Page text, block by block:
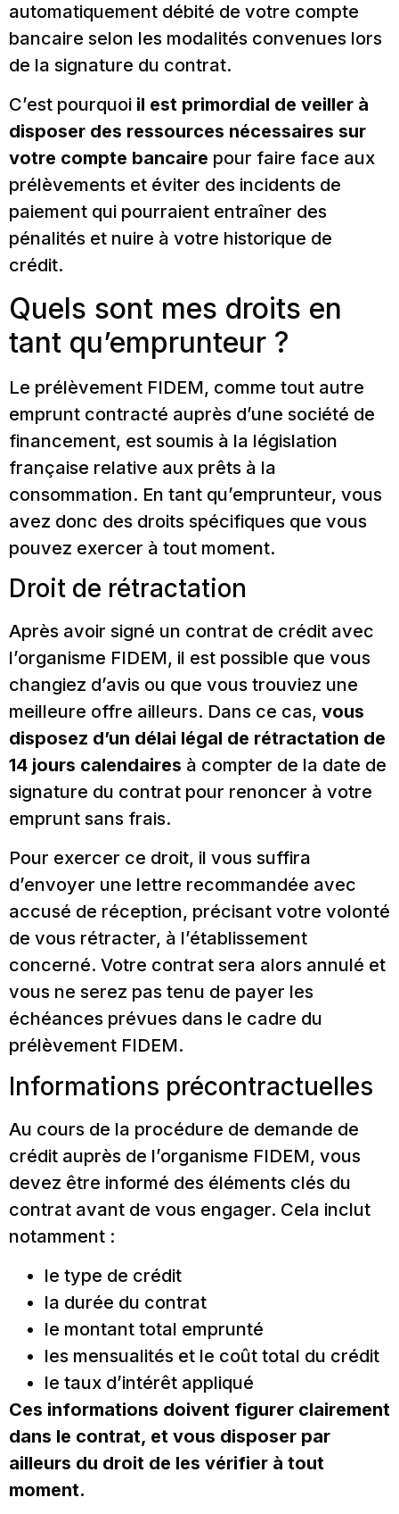
automatiquement débité de votre compte
bancaire selon les modalités convenues lors
de la signature du contrat.
C’est pourquoi il est primordial de veiller à
disposer des ressources nécessaires sur
votre compte bancaire pour faire face aux
prélèvements et éviter des incidents de
paiement qui pourraient entraîner des
pénalités et nuire à votre historique de
crédit.
Quels sont mes droits en
tant qu’emprunteur ?
Le prélèvement FIDEM, comme tout autre
emprunt contracté auprès d’une société de
financement, est soumis à la législation
française relative aux prêts à la
consommation. En tant qu’emprunteur, vous
avez donc des droits spécifiques que vous
pouvez exercer à tout moment.
Droit de rétractation
Après avoir signé un contrat de crédit avec
l’organisme FIDEM, il est possible que vous
changiez d’avis ou que vous trouviez une
meilleure offre ailleurs. Dans ce cas, vous
disposez d’un délai légal de rétractation de
14 jours calendaires à compter de la date de
signature du contrat pour renoncer à votre
emprunt sans frais.
Pour exercer ce droit, il vous suffira
d’envoyer une lettre recommandée avec
accusé de réception, précisant votre volonté
de vous rétracter, à l’établissement
concerné. Votre contrat sera alors annulé et
vous ne serez pas tenu de payer les
échéances prévues dans le cadre du
prélèvement FIDEM.
Informations précontractuelles
Au cours de la procédure de demande de
crédit auprès de l’organisme FIDEM, vous
devez être informé des éléments clés du
contrat avant de vous engager. Cela inclut
notamment :
le type de crédit
la durée du contrat
le montant total emprunté
les mensualités et le coût total du crédit
le taux d’intérêt appliqué
Ces informations doivent figurer clairement
dans le contrat, et vous disposer par
ailleurs du droit de les vérifier à tout
moment.